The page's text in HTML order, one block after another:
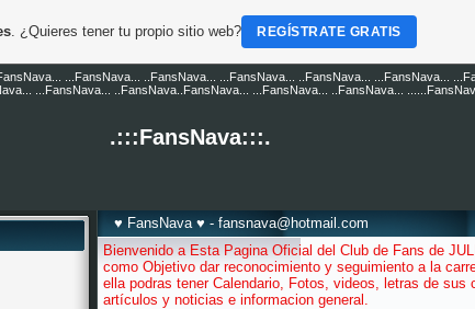
...FansNava... ..FansNava... ...FansNava... ..FansNava... ...FansNava...
...FansNava... ..FansNava..FansNava... ...FansNava... ..FansNava...
.:::FansNava:::.
♥ FansNava ♥ - fansnava@hotmail.com
Bienvenido a Esta Pagina Oficial del Club de Fans de
como Objetivo dar reconocimiento y seguimiento a la
ella podras tener Calendario, Fotos, videos, letras de sus
artículos y noticias e informacion general.
. ¿Quieres tener tu propio sitio web? REGÍSTRATE GRATIS